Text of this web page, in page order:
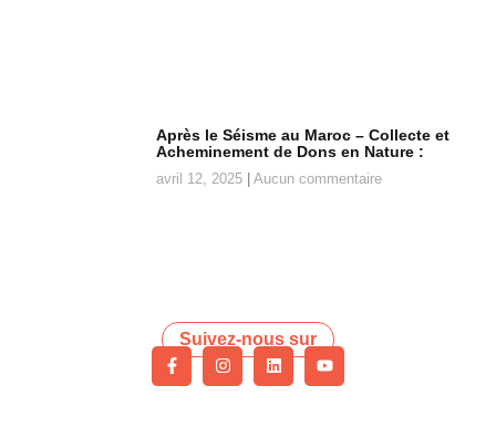
Après le Séisme au Maroc – Collecte et
Acheminement de Dons en Nature :
avril 12, 2025 Aucun commentaire
Suivez-nous sur